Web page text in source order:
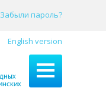
Забыли пароль?
English version